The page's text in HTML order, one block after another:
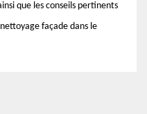
que les conseils pertinents
façade dans le